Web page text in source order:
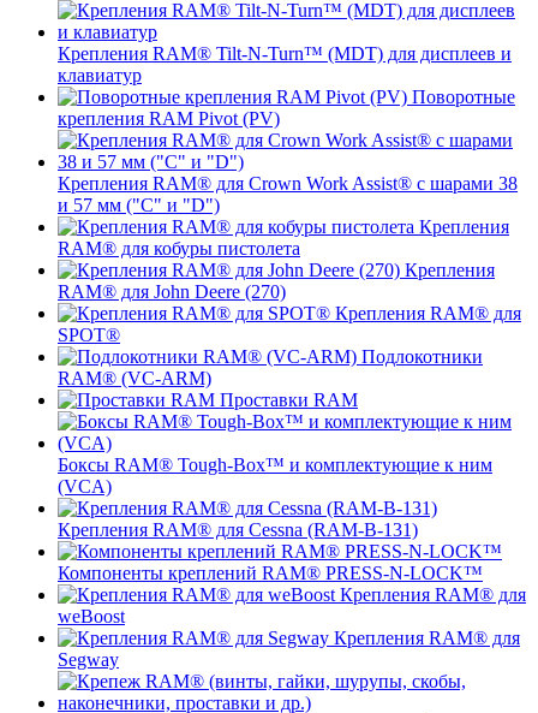
Крепления RAM® Tilt-N-Turn™ (MDT) для дисплеев и
клавиатур
Поворотные
крепления RAM Pivot (PV)
Крепления RAM® для Crown Work Assist® с шарами 38
и 57 мм ("C" и "D")
Крепления
RAM® для кобуры пистолета
Крепления
RAM® для John Deere (270)
Крепления RAM® для
SPOT®
Подлокотники
RAM® (VC-ARM)
Проставки RAM
Боксы RAM® Tough-Box™ и комплектующие к ним
(VCA)
Крепления RAM® для Cessna (RAM-B-131)
Компоненты креплений RAM® PRESS-N-LOCK™
Крепления RAM® для
weBoost
Крепления RAM® для
Segway